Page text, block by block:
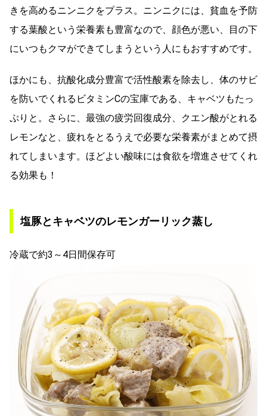
きを高めるニンニクをプラス。ニンニクには、貧血を予防
する葉酸という栄養素も豊富なので、顔色が悪い、目の下
にいつもクマができてしまうという人にもおすすめです。
ほかにも、抗酸化成分豊富で活性酸素を除去し、体のサビ
を防いでくれるビタミンCの宝庫である、キャベツもたっ
ぷりと。さらに、最強の疲労回復成分、クエン酸がとれる
レモンなと、疲れをとるうえで必要な栄養素がまとめて摂
れてしまいます。ほどよい酸味には食欲を増進させてくれ
る効果も！
塩豚とキャベツのレモンガーリック蒸し
冷蔵で約3～4日間保存可